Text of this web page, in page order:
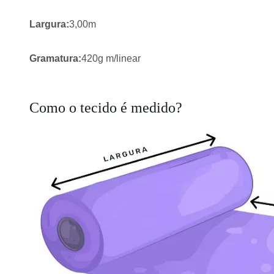
Largura:3,00m
Gramatura:420g m/linear
Como o tecido é medido?